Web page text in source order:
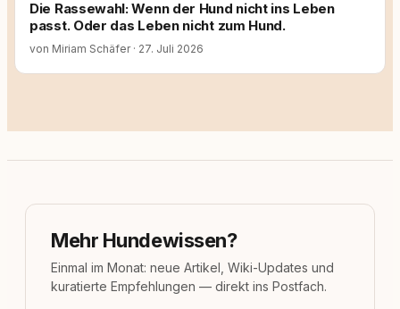
Die Rassewahl: Wenn der Hund nicht ins Leben
passt. Oder das Leben nicht zum Hund.
von Miriam Schäfer · 27. Juli 2026
Mehr Hundewissen?
Einmal im Monat: neue Artikel, Wiki-Updates und
kuratierte Empfehlungen — direkt ins Postfach.